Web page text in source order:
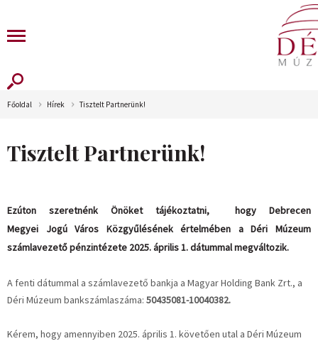
Főoldal Hírek Tisztelt Partnerünk!
Tisztelt Partnerünk!
Ezúton szeretnénk Önöket tájékoztatni, hogy Debrecen
Megyei Jogú Város Közgyűlésének értelmében a Déri Múzeum
számlavezető pénzintézete 2025. április 1. dátummal megváltozik.
A fenti dátummal a számlavezető bankja a Magyar Holding Bank Zrt., a
Déri Múzeum bankszámlaszáma: 50435081-10040382.
Kérem, hogy amennyiben 2025. április 1. követően utal a Déri Múzeum